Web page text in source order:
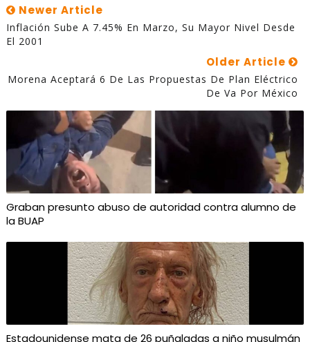
Newer Article
Inflación Sube A 7.45% En Marzo, Su Mayor Nivel Desde
El 2001
Older Article
Morena Aceptará 6 De Las Propuestas De Plan Eléctrico
De Va Por México
Graban presunto abuso de autoridad contra alumno de
la BUAP
Estadounidense mata de 26 puñaladas a niño musulmán